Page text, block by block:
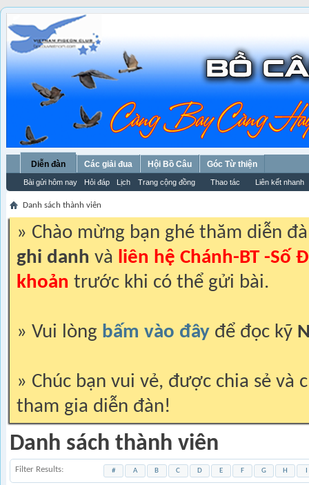
Diễn đàn
Bài gửi hôm nay Hỏi đáp Lịch Trang cộng đồng Thao tác Liên kết nhanh
Các giải đua Hội Bồ Câu Góc Từ thiện
Danh sách thành viên
» Chào mừng bạn ghé thăm diễn
ghi danh và liên hệ Chánh-BT -Số
khoản trước khi có thể gửi bài.
» Vui lòng bấm vào đây để đọc kỹ
» Chúc bạn vui vẻ, được chia sẻ và
tham gia diễn đàn!
Danh sách thành viên
Filter Results # A B C D E F G H